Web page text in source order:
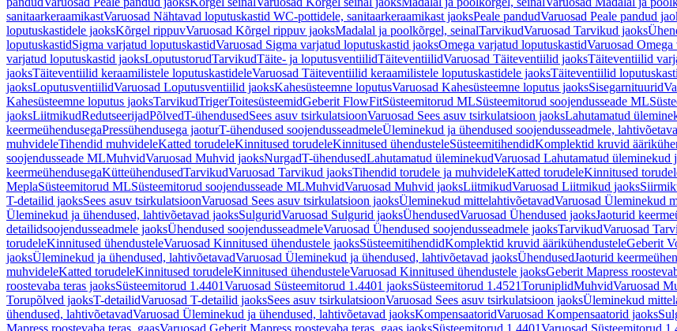
sanitaarkeraamikastVaruosad Nähtavad loputuskastid WC-pottidele, sanitaarkeraamikast jaoksPeale pandudVaruosad Peale pandud
loputuskastidele jaoksKõrgel rippuvVaruosad Kõrgel rippuv jaoksMadalal ja poolkõrgel, seinalTarvikudVaruosad Tarvikud jaoks
loputuskastidSigma varjatud loputuskastidVaruosad Sigma varjatud loputuskastid jaoksOmega varjatud loputuskastidVaruosad
varjatud loputuskastid jaoksLoputustorudTarvikudTäite- ja loputusventiilidTäiteventiilidVaruosad Täiteventiilid jaoksTäiteventiilid
jaoksTäiteventiilid keraamilistele loputuskastideleVaruosad Täiteventiilid keraamilistele loputuskastidele jaoksTäiteventiilid
jaoksLoputusventiilidVaruosad Loputusventiilid jaoksKahesüsteemne loputusVaruosad Kahesüsteemne loputus jaoksSisegarnituurid
Kahesüsteemne loputus jaoksTarvikudTrigerToitesüsteemidGeberit FlowFitSüsteemitorud MLSüsteemitorud soojendusseade ML
jaoksLiitmikudRedutseerijadPõlvedT-ühendusedSees asuv tsirkulatsioonVaruosad Sees asuv tsirkulatsioon jaoksLahutamatud
keermeühendusegaPressühendusega jaoturT-ühendused soojendusseadmeleÜleminekud ja ühendused soojendusseadmele,
muhvideleTihendid muhvideleKatted torudeleKinnitused torudeleKinnitused ühendusteleSüsteemitihendidKomplektid kruvid
soojendusseade MLMuhvidVaruosad Muhvid jaoksNurgadT-ühendusedLahutamatud üleminekudVaruosad Lahutamatud üleminekud
keermeühendusegaKütteühendusedTarvikudVaruosad Tarvikud jaoksTihendid torudele ja muhvideleKatted torudeleKinnitused
MeplaSüsteemitorud MLSüsteemitorud soojendusseade MLMuhvidVaruosad Muhvid jaoksLiitmikudVaruosad Liitmikud jaoks
T-detailid jaoksSees asuv tsirkulatsioonVaruosad Sees asuv tsirkulatsioon jaoksÜleminekud mittelahtivõetavadVaruosad Üleminekud
Üleminekud ja ühendused, lahtivõetavad jaoksSulguridVaruosad Sulgurid jaoksÜhendusedVaruosad Ühendused jaoksJaoturid
detailidsoojendusseadmele jaoksÜhendused soojendusseadmeleVaruosad Ühendused soojendusseadmele jaoksTarvikudVaruosad
torudeleKinnitused ühendusteleVaruosad Kinnitused ühendustele jaoksSüsteemitihendidKomplektid kruvid äärikühendusteleGeberit
jaoksÜleminekud ja ühendused, lahtivõetavadVaruosad Üleminekud ja ühendused, lahtivõetavad jaoksÜhendusedJaoturid
muhvideleKatted torudeleKinnitused torudeleKinnitused ühendusteleVaruosad Kinnitused ühendustele jaoksGeberit Mapress
roostevaba teras jaoksSüsteemitorud 1.4401Varuosad Süsteemitorud 1.4401 jaoksSüsteemitorud 1.4521ToruniplidMuhvidVaruosad
Torupõlved jaoksT-detailidVaruosad T-detailid jaoksSees asuv tsirkulatsioonVaruosad Sees asuv tsirkulatsioon jaoksÜleminekud
ühendused, lahtivõetavadVaruosad Üleminekud ja ühendused, lahtivõetavad jaoksKompensaatoridVaruosad Kompensaatorid jaoks
Mapress roostevaba teras, gaasVaruosad Geberit Mapress roostevaba teras, gaas jaoksSüsteemitorud 1.4401Varuosad Süsteemitorud